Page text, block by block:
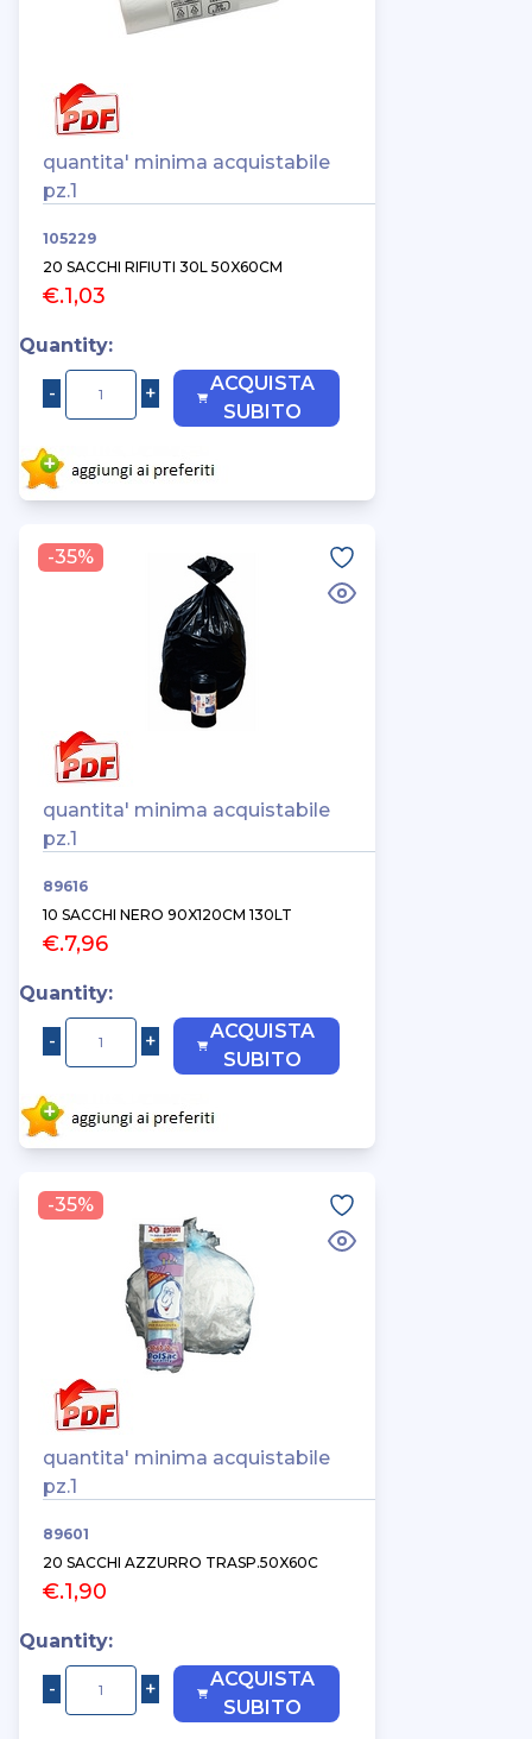
quantita' minima acquistabile
pz.1
105229
20 SACCHI RIFIUTI 30L 50X60CM
€.1,03
Quantity:
ACQUISTA
SUBITO
quantita' minima acquistabile
pz.1
89616
10 SACCHI NERO 90X120CM 130LT
€.7,96
Quantity:
ACQUISTA
SUBITO
-35%
quantita' minima acquistabile
pz.1
89601
20 SACCHI AZZURRO TRASP.50X60C
€.1,90
Quantity:
ACQUISTA
SUBITO
-35%